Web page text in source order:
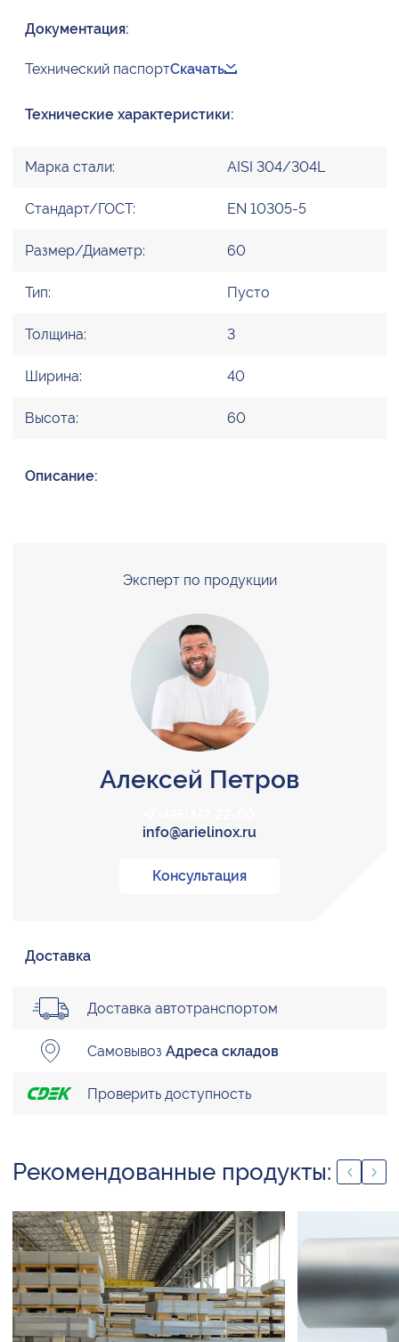
Документация:
Технический паспортСкачать
Технические характеристики:
Марка стали: AISI 304/304L
Стандарт/ГОСТ: EN 10305-5
Размер/Диаметр: 60
Тип: Пусто
Толщина: 3
Ширина: 40
Высота: 60
Описание:
Эксперт по продукции
Алексей Петров
info@arielinox.ru
Консультация
Доставка
Доставка автотранспортом
Самовывоз Адреса складов
Проверить доступность
Рекомендованные продукты: